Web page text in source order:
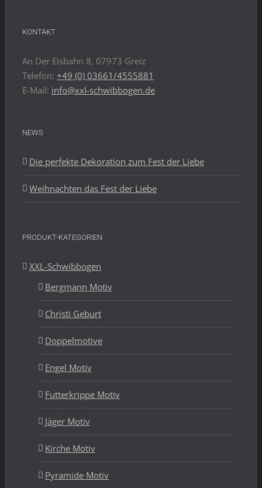
KONTAKT
An Der Eisbahn 8, 07973 Greiz
Telefon: +49 (0) 03661/4555881
E-Mail: info@xxl-schwibbogen.de
NEWS
Die perfekte Dekoration zum Fest der Liebe
Weihnachten das Fest der Liebe
PRODUKT-KATEGORIEN
XXL-Schwibbogen
Bergmann Motiv
Christi Geburt
Doppelmotive
Engel Motiv
Futterkrippe Motiv
Jäger Motiv
Kirche Motiv
Pyramide Motiv